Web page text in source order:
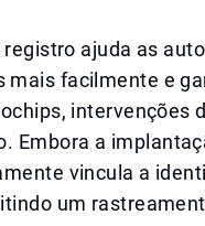
registro ajuda as
mais facilmente e
intervenções
Embora a
vincula a
um